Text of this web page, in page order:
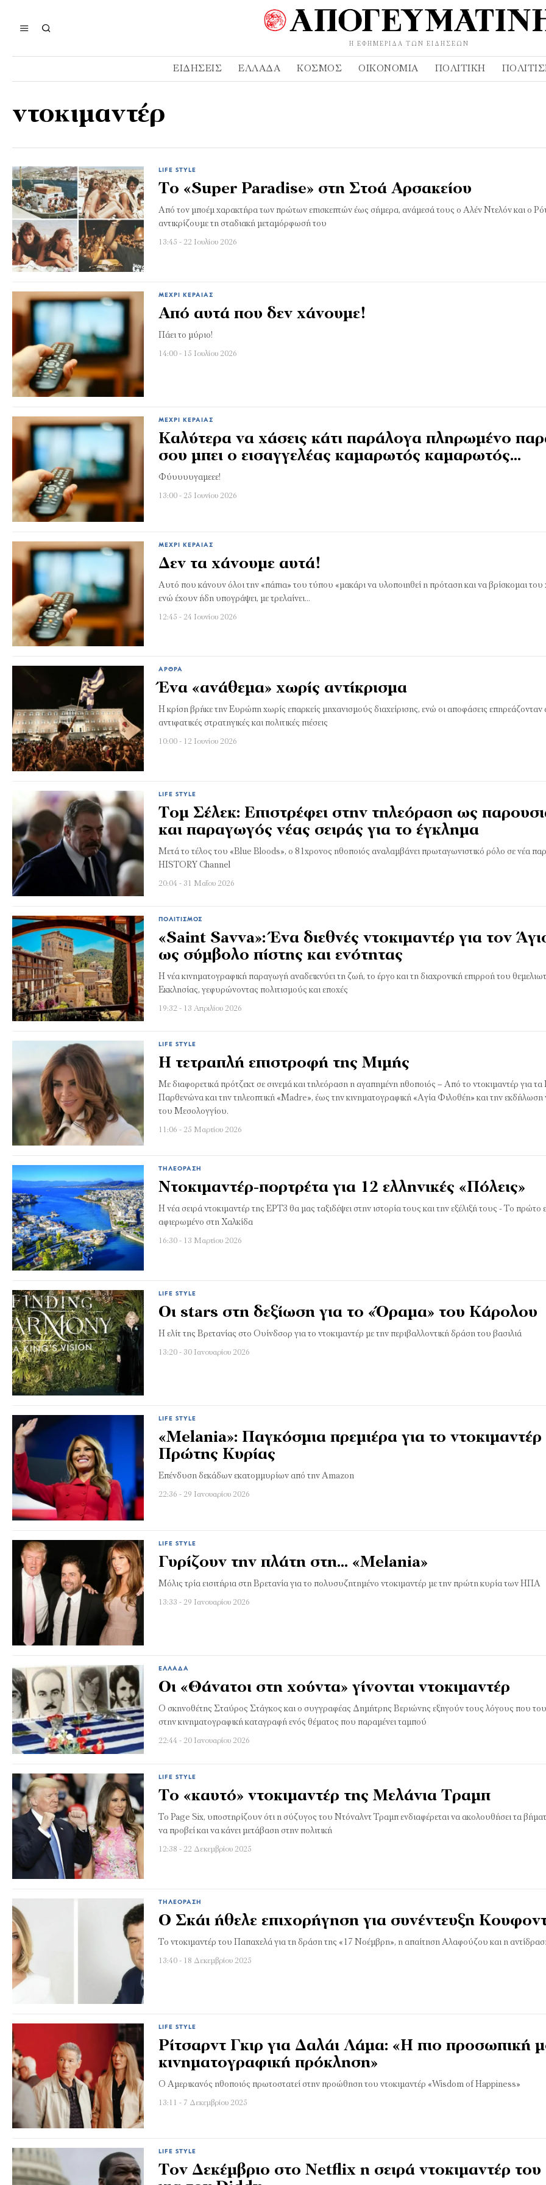
Η ΕΦΗΜΕΡΊΔΑ ΤΩΝ ΕΙΔΉΣΕΩΝ
ΕΙΔΉΣΕΙΣ ΕΛΛΆΔΑ ΚΌΣΜΟΣ ΟΙΚΟΝΟΜΊΑ ΠΟΛΙΤΙΚΉ
ντοκιμαντέρ
LIFE STYLE
Το «Super Paradise» στη Στοά Αρσακείου
Από τον μποέμ χαρακτήρα των πρώτων επισκεπτών έως σήμερα, ανάμεσά τους ο Αλέν Ντελόν και ο
αντικρίζουμε τη σταδιακή μεταμόρφωσή του
13:45 - 22 Ιουλίου 2026
ΜΈΧΡΙ ΚΕΡΑΊΑΣ
Από αυτά που δεν χάνουμε!
Πάει το μύριο!
14:00 - 15 Ιουλίου 2026
ΜΈΧΡΙ ΚΕΡΑΊΑΣ
Καλύτερα να χάσεις κάτι παράλογα πληρωμένο
σου μπει ο εισαγγελέας καμαρωτός καμαρωτός…
Φύυυυυγαμεεε!
13:00 - 25 Ιουνίου 2026
ΜΈΧΡΙ ΚΕΡΑΊΑΣ
Δεν τα χάνουμε αυτά!
Αυτό που κάνουν όλοι την «πάπια» του τύπου «μακάρι να υλοποιηθεί η πρόταση και να βρίσκομαι του
ενώ έχουν ήδη υπογράψει, με τρελαίνει…
12:45 - 24 Ιουνίου 2026
ΆΡΘΡΑ
Ένα «ανάθεμα» χωρίς αντίκρισμα
Η κρίση βρήκε την Ευρώπη χωρίς επαρκείς μηχανισμούς διαχείρισης, ενώ οι αποφάσεις επηρεάζονταν
αντιφατικές στρατηγικές και πολιτικές πιέσεις
10:00 - 12 Ιουνίου 2026
LIFE STYLE
Τομ Σέλεκ: Επιστρέφει στην τηλεόραση ως
και παραγωγός νέας σειράς για το έγκλημα
Μετά το τέλος του «Blue Bloods», ο 81χρονος ηθοποιός αναλαμβάνει πρωταγωνιστικό ρόλο σε νέα
HISTORY Channel
20:04 - 31 Μαΐου 2026
ΠΟΛΙΤΙΣΜΌΣ
«Saint Savva»: Ένα διεθνές ντοκιμαντέρ για τον
ως σύμβολο πίστης και ενότητας
Η νέα κινηματογραφική παραγωγή αναδεικνύει τη ζωή, το έργο και τη διαχρονική επιρροή του
Εκκλησίας, γεφυρώνοντας πολιτισμούς και εποχές
19:32 - 13 Απριλίου 2026
LIFE STYLE
H τετραπλή επιστροφή της Μιµής
Με διαφορετικά πρότζεκτ σε σινεμά και τηλεόραση η αγαπημένη ηθοποιός – Από το ντοκιμαντέρ για
Παρθενώνα και την τηλεοπτική «Madre», έως την κινηματογραφική «Αγία Φιλοθέη» και την εκδήλωση
του Μεσολογγίου.
11:06 - 25 Μαρτίου 2026
ΤΗΛΕΌΡΑΣΗ
Ντοκιμαντέρ-πορτρέτα για 12 ελληνικές «Πόλεις»
Η νέα σειρά ντοκιμαντέρ της ΕΡΤ3 θα μας ταξιδέψει στην ιστορία τους και την εξέλιξή τους - Το πρώτο
αφιερωμένο στη Χαλκίδα
16:30 - 13 Μαρτίου 2026
LIFE STYLE
Οι stars στη δεξίωση για το «Όραμα» του Κάρολου
Η ελίτ της Βρετανίας στο Ουίνδσορ για το ντοκιμαντέρ με την περιβαλλοντική δράση του βασιλιά
13:20 - 30 Ιανουαρίου 2026
LIFE STYLE
«Melania»: Παγκόσμια πρεμιέρα για το ντοκιμαντέρ
Πρώτης Κυρίας
Επένδυση δεκάδων εκατομμυρίων από την Amazon
22:36 - 29 Ιανουαρίου 2026
LIFE STYLE
Γυρίζουν την πλάτη στη… «Melania»
Μόλις τρία εισιτήρια στη Βρετανία για το πολυσυζητημένο ντοκιμαντέρ με την πρώτη κυρία των ΗΠΑ
13:33 - 29 Ιανουαρίου 2026
ΕΛΛΆΔΑ
Oι «Θάνατοι στη χούντα» γίνονται ντοκιµαντέρ
Ο σκηνοθέτης Σταύρος Στάγκος και ο συγγραφέας Δημήτρης Βεριώνης εξηγούν τους λόγους που
στην κινηματογραφική καταγραφή ενός θέματος που παραμένει ταμπού
22:44 - 20 Ιανουαρίου 2026
LIFE STYLE
Το «καυτό» ντοκιμαντέρ της Μελάνια Τραμπ
Το Page Six, υποστηρίζουν ότι η σύζυγος του Ντόναλντ Τραμπ ενδιαφέρεται να ακολουθήσει τα
να προβεί και να κάνει μετάβαση στην πολιτική
12:38 - 22 Δεκεμβρίου 2025
ΤΗΛΕΌΡΑΣΗ
Ο Σκάι ήθελε επιχορήγηση για συνέντευξη
Το ντοκιμαντέρ του Παπαχελά για τη δράση της «17 Νοέμβρη», η απαίτηση Αλαφούζου και η
13:40 - 18 Δεκεμβρίου 2025
LIFE STYLE
Ρίτσαρντ Γκιρ για Δαλάι Λάμα: «Η πιο προσωπική
κινηματογραφική πρόκληση»
Ο Αμερικανός ηθοποιός πρωτοστατεί στην προώθηση του ντοκιμαντέρ «Wisdom of Happiness»
13:11 - 7 Δεκεμβρίου 2025
LIFE STYLE
Τον Δεκέμβριο στο Netflix η σειρά ντοκιμαντέρ